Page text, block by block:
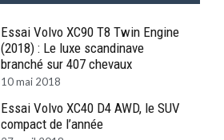
Essai Volvo XC90 T8 Twin Engine
(2018) : Le luxe scandinave
branché sur 407 chevaux
10 mai 2018
Essai Volvo XC40 D4 AWD, le SUV
compact de l’année